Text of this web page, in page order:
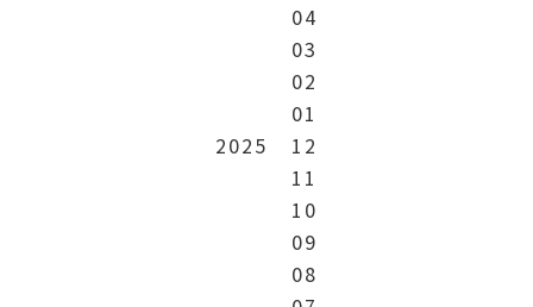
04
03
02
01
2025
12
11
10
09
08